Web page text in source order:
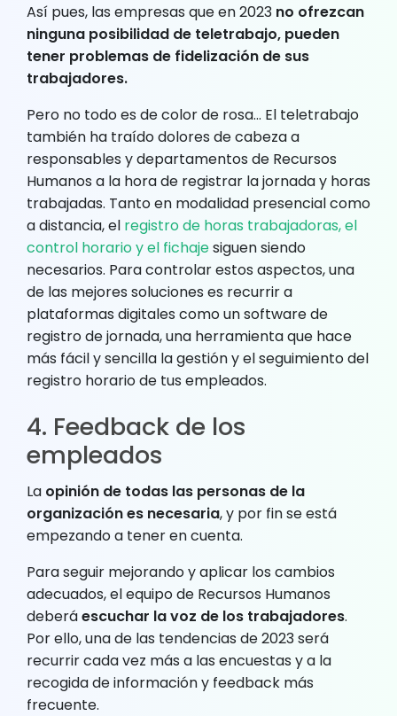
Así pues, las empresas que en 2023 no ofrezcan
ninguna posibilidad de teletrabajo, pueden
tener problemas de fidelización de sus
trabajadores.
Pero no todo es de color de rosa… El teletrabajo
también ha traído dolores de cabeza a
responsables y departamentos de Recursos
Humanos a la hora de registrar la jornada y horas
trabajadas. Tanto en modalidad presencial como
a distancia, el registro de horas trabajadoras, el
control horario y el fichajesiguen siendo
necesarios. Para controlar estos aspectos, una
de las mejores soluciones es recurrir a
plataformas digitales como un software de
registro de jornada, una herramienta que hace
más fácil y sencilla la gestión y el seguimiento del
registro horario de tus empleados.
4. Feedback de los
empleados
La opinión de todas las personas de la
organización es necesaria, y por fin se está
empezando a tener en cuenta.
Para seguir mejorando y aplicar los cambios
adecuados, el equipo de Recursos Humanos
deberáescuchar la voz de los trabajadores.
Por ello, una de las tendencias de 2023 será
recurrir cada vez más a las encuestas y a la
recogida de información y feedback más
frecuente.